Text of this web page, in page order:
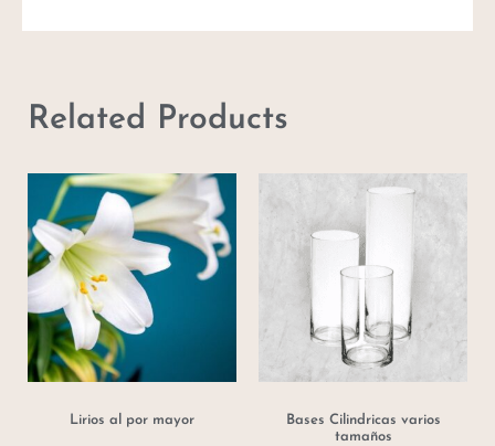
Related Products
Lirios al por mayor
Bases Cilindricas varios
tamaños